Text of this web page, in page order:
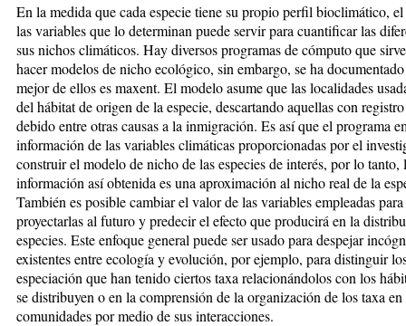
En la medida que cada especie tiene su propio perfil bioclimático,
las variables que lo determinan puede servir para cuantificar las
sus nichos climáticos. Hay diversos programas de cómputo que
hacer modelos de nicho ecológico, sin embargo, se ha
mejor de ellos es maxent. El modelo asume que las localidades
del hábitat de origen de la especie, descartando aquellas con
debido entre otras causas a la inmigración. Es así que el programa
información de las variables climáticas proporcionadas por el
construir el modelo de nicho de las especies de interés, por lo tanto,
información así obtenida es una aproximación al nicho real de la
También es posible cambiar el valor de las variables empleadas para
proyectarlas al futuro y predecir el efecto que producirá en la
especies. Este enfoque general puede ser usado para despejar
existentes entre ecología y evolución, por ejemplo, para distinguir
especiación que han tenido ciertos taxa relacionándolos con los
se distribuyen o en la comprensión de la organización de los taxa en
comunidades por medio de sus interacciones.